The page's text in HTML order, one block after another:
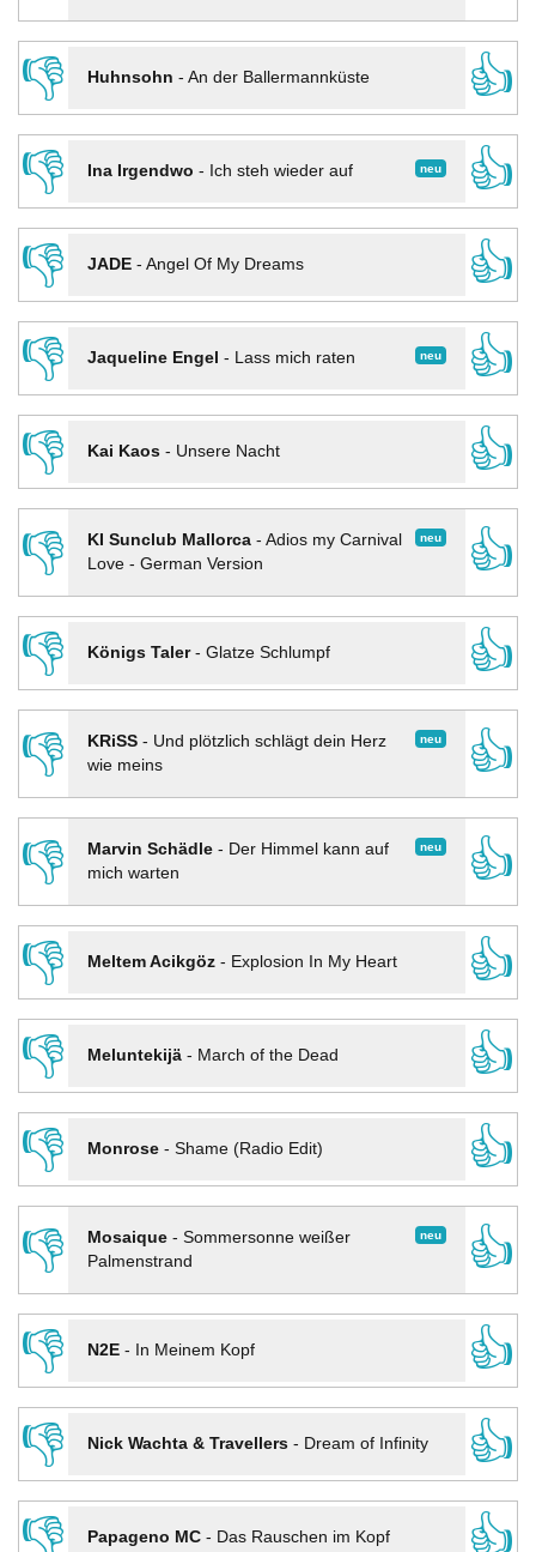
👎
Huhnsohn - An der Ballermannküste
👍
👎
neu
Ina Irgendwo - Ich steh wieder auf
👍
👎
JADE- Angel Of My Dreams
👍
👎
neu
Jaqueline Engel - Lass mich raten
👍
👎
Kai Kaos- Unsere Nacht
👍
👎
neu
KI Sunclub Mallorca- Adios my Carnival
Love - German Version
👍
👎
Königs Taler- Glatze Schlumpf
👍
👎
neu
KRiSS- Und plötzlich schlägt dein Herz
wie meins
👍
👎 neu
Marvin Schädle- Der Himmel kann auf
mich warten
👍
👎
Meltem Acikgöz- Explosion In My Heart
👍
👎
Meluntekijä- March of the Dead
👍
👎
Monrose- Shame (Radio Edit)
👍
👎
neu
Mosaique- Sommersonne weißer
Palmenstrand
👍
👎
N2E- In Meinem Kopf
👍
👎
Nick Wachta & Travellers- Dream of Infinity
👍
👎
Papageno MC- Das Rauschen im Kopf
👍